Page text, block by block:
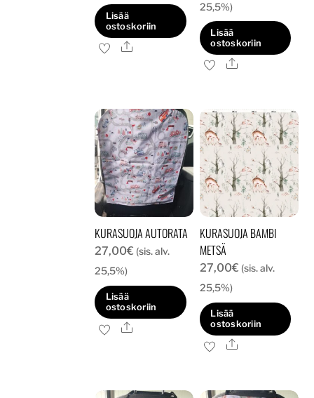
Lisää
ostoskoriin
Ale
25,5%)
Lisää
ostoskoriin
Ale
KURASUOJA AUTORATA
27,00€ (sis. alv.
25,5%)
Lisää
ostoskoriin
Ale
KURASUOJA BAMBI
METSÄ
27,00€ (sis. alv.
25,5%)
Lisää
ostoskoriin
Ale